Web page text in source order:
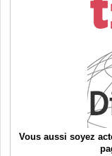
Vous aussi soyez